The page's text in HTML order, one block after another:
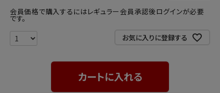
会員価格で購入するにはレギュラー会員承認後ログインが必要
です。
お気に入りに登録する
カートに入れる